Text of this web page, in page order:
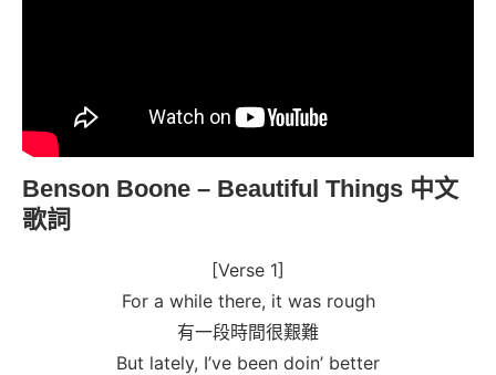
Benson Boone – Beautiful Things 中文
歌詞
[Verse 1]
For a while there, it was rough
有一段時間很艱難
But lately, I’ve been doin’ better